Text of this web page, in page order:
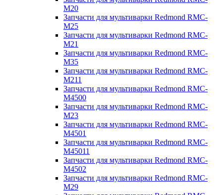
M20
Запчасти для мультиварки Redmond RMC-
M25
Запчасти для мультиварки Redmond RMC-
M21
Запчасти для мультиварки Redmond RMC-
M35
Запчасти для мультиварки Redmond RMC-
M211
Запчасти для мультиварки Redmond RMC-
M4500
Запчасти для мультиварки Redmond RMC-
M23
Запчасти для мультиварки Redmond RMC-
M4501
Запчасти для мультиварки Redmond RMC-
M45011
Запчасти для мультиварки Redmond RMC-
M4502
Запчасти для мультиварки Redmond RMC-
M29